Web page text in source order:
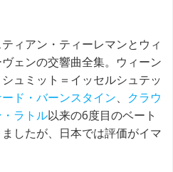
ィアン・ティーレマンとウィ
ェンの交響曲全集。ウィーン
ュミット＝イッセルシュテッ
ード・バーンスタイン、 クラウ
ラトル以来の6度目のベート
したが、日本では評価がイマ